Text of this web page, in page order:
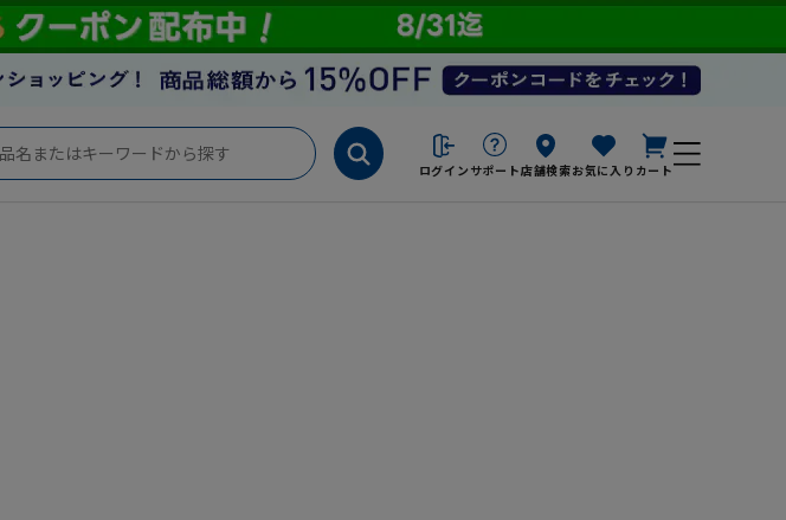
ログイン サポート店舗検索お気に入り カート